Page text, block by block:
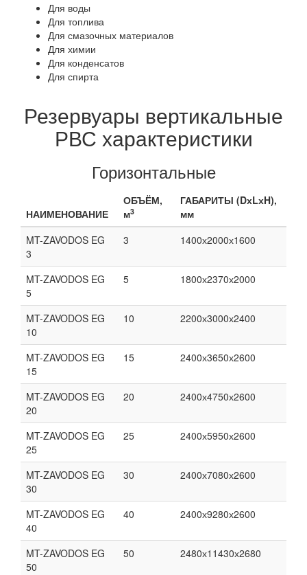
Для воды
Для топлива
Для смазочных материалов
Для химии
Для конденсатов
Для спирта
Резервуары вертикальные
РВС характеристики
Горизонтальные
НАИМЕНОВАНИЕ
ОБЪЁМ,
м3
ГАБАРИТЫ (DхLхH),
мм
MT-ZAVODOS EG
3
3 1400х2000х1600
MT-ZAVODOS EG
5
5 1800х2370х2000
MT-ZAVODOS EG
10
10 2200х3000х2400
MT-ZAVODOS EG
15
15 2400х3650х2600
MT-ZAVODOS EG
20
20 2400х4750х2600
MT-ZAVODOS EG
25
25 2400х5950х2600
MT-ZAVODOS EG
30
30 2400х7080х2600
MT-ZAVODOS EG
40
40 2400х9280х2600
MT-ZAVODOS EG
50
50 2480х11430х2680